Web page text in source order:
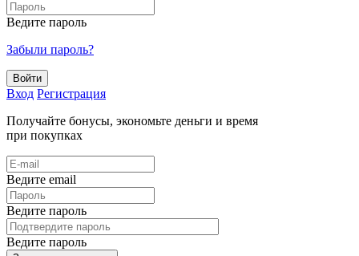
Ведите пароль
Забыли пароль?
Войти
Вход Регистрация
Получайте бонусы, экономьте деньги и время
при покупках
Ведите email
Ведите пароль
Ведите пароль